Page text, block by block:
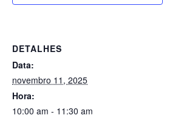
DETALHES
Data:
novembro 11, 2025
Hora:
10:00 am - 11:30 am